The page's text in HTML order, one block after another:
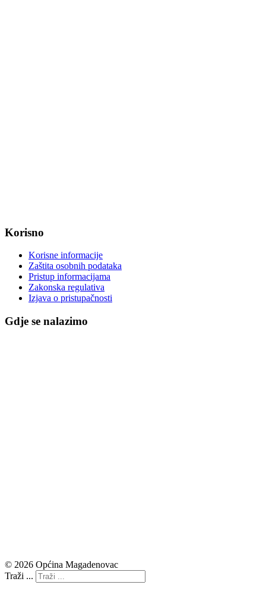
Korisno
Korisne informacije
Zaštita osobnih podataka
Pristup informacijama
Zakonska regulativa
Izjava o pristupačnosti
Gdje se nalazimo
© 2026 Općina Magadenovac
Traži ...